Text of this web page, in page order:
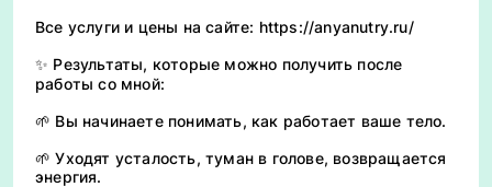
Все услуги и цены на сайте: https://anyanutry.ru/
✨ Результаты, которые можно получить после
работы со мной:
🌱 Вы начинаете понимать, как работает ваше тело.
🌱 Уходят усталость, туман в голове, возвращается
энергия.